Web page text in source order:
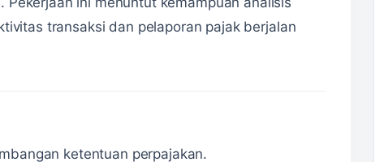
transaksi dan pelaporan pajak berjalan
ketentuan perpajakan.